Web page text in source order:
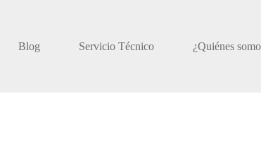
Blog Servicio Técnico ¿Quiénes